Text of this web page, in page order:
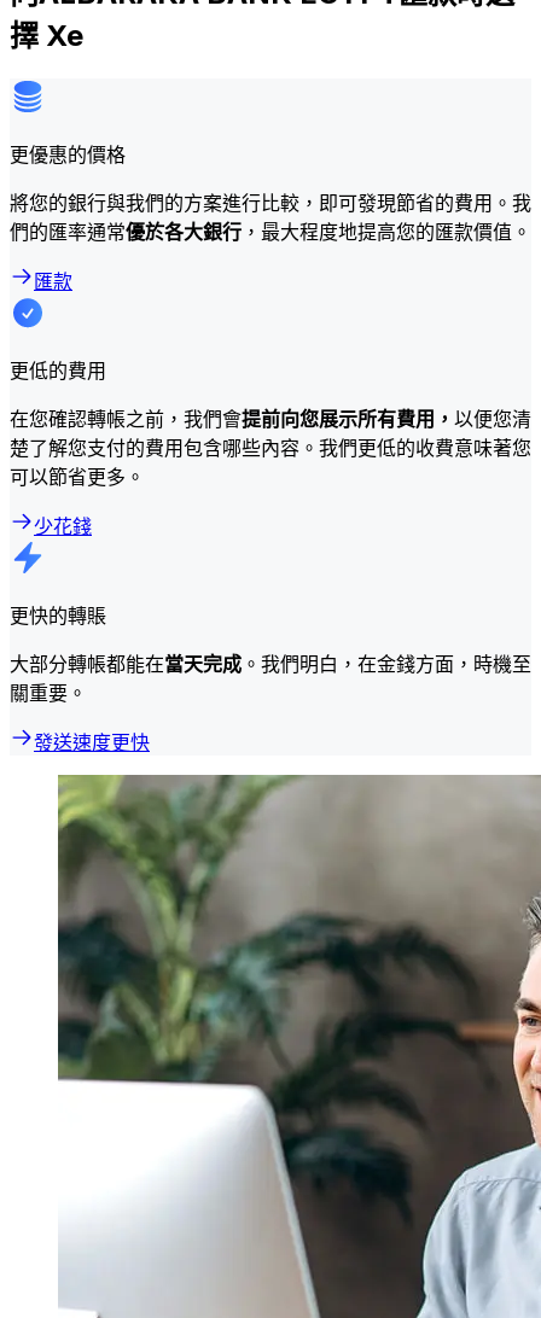
擇 Xe
更優惠的價格
將您的銀行與我們的方案進行比較，即可發現節省的費用。我
們的匯率通常優於各大銀行 ，最大程度地提高您的匯款價值。
匯款
更低的費用
在您確認轉帳之前，我們會提前向您展示所有費用， 以便您清
楚了解您支付的費用包含哪些內容。我們更低的收費意味著您
可以節省更多。
少花錢
更快的轉賬
大部分轉帳都能在當天完成 。我們明白，在金錢方面，時機至
關重要。
發送速度更快